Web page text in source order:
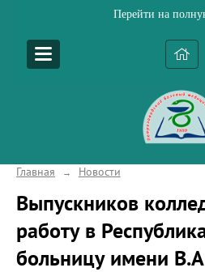
Перейти на
Главная → Новости
Выпускников
работу в
больницу имени